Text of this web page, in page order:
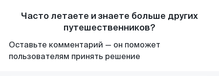
Часто летаете и знаете больше других
путешественников?
Оставьте комментарий — он поможет
пользователям принять решение